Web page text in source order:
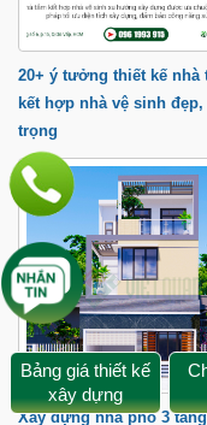
20+ ý tưởng thiết kế nhà
kết hợp nhà vệ sinh đẹp,
trọng
Xây dựng nhà phố 3
Bảng giá thiết kế
xây dựng